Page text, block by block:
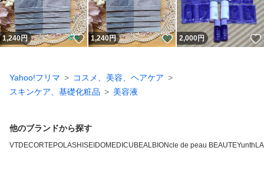
1,240円 いいね！
1,240円 いいね！
2,000円
Yahoo!フリマ
コスメ、美容、ヘアケア
スキンケア、基礎化粧品
美容液
他のブランドから探す
VTDECORTEPOLASHISEIDOMEDICUBEALBIONcle de peau BEAUTEYunth